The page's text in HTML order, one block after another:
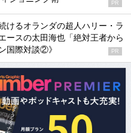
PR
けるオランダの超人ハリー・ラ
ースの太田海也「絶対王者から
国際対談②》
PR